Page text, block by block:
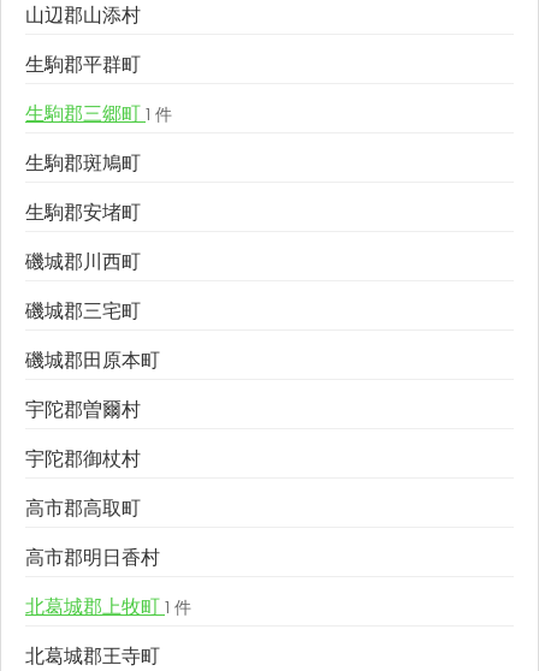
山辺郡山添村
生駒郡平群町
生駒郡三郷町 1 件
生駒郡斑鳩町
生駒郡安堵町
磯城郡川西町
磯城郡三宅町
磯城郡田原本町
宇陀郡曽爾村
宇陀郡御杖村
高市郡高取町
高市郡明日香村
北葛城郡上牧町 1 件
北葛城郡王寺町